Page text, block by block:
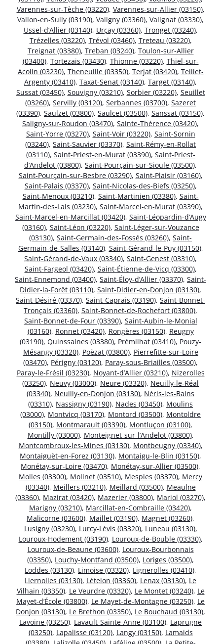
Varennes-sur-Tèche (03220), Varennes-sur-Allier (03150),
Vallon-en-Sully (03190), Valigny (03360), Valignat (03330),
Ussel-d’Allier (03140), Urçay (03360), Tronget (03240),
Trézelles (03220), Trévol (03460), Treteau (03220),
Treignat (03380), Treban (03240), Toulon-sur-Allier
(03400), Tortezais (03430), Thionne (03220), Thiel-sur-
Acolin (03230), Theneuille (03350), Terjat (03420), Teillet-
Argenty (03410), Taxat-Senat (03140), Target (03140),
Sussat (03450), Souvigny (03210), Sorbier (03220), Seuillet
(03260), Servilly (03120), Serbannes (03700), Sazeret
(03390), Saulzet (03800), Saulcet (03500), Sanssat (03150),
Saligny-sur-Roudon (03470), Sainte-Thérence (03420),
Saint-Yorre (03270), Saint-Voir (03220), Saint-Sornin
(03240), Saint-Sauvier (03370), Saint-Rémy-en-Rollat
(03110), Saint-Priest-en-Murat (03390), Saint-Priest-
d’Andelot (03800), Saint-Pourçain-sur-Sioule (03500),
Saint-Pourçain-sur-Besbre (03290), Saint-Plaisir (03160),
Saint-Palais (03370), Saint-Nicolas-des-Biefs (03250),
Saint-Menoux (03210), Saint-Martinien (03380), Saint-
Martin-des-Lais (03230), Saint-Marcel-en-Murat (03390),
Saint-Marcel-en-Marcillat (03420), Saint-Léopardin-d’Augy
(03160), Saint-Léon (03220), Saint-Léger-sur-Vouzance
(03130), Saint-Germain-des-Fossés (03260), Saint-
Germain-de-Salles (03140), Saint-Gérand-le-Puy (03150),
Saint-Gérand-de-Vaux (03340), Saint-Genest (03310),
Saint-Fargeol (03420), Saint-Étienne-de-Vicq (03300),
Saint-Ennemond (03400), Saint-Éloy-d’Allier (03370), Saint-
Didier-la-Forêt (03110), Saint-Didier-en-Donjon (03130),
Saint-Désiré (03370), Saint-Caprais (03190), Saint-Bonnet-
Tronçais (03360), Saint-Bonnet-de-Rochefort (03800),
Saint-Bonnet-de-Four (03390), Saint-Aubin-le-Monial
(03160), Ronnet (03420), Rongères (03150), Reugny
(03190), Quinssaines (03380), Prémilhat (03410), Pouzy-
Mésangy (03320), Poëzat (03800), Pierrefitte-sur-Loire
(03470), Périgny (03120), Paray-sous-Briailles (03500),
Paray-le-Frésil (03230), Noyant-d’Allier (03210), Nizerolles
(03250), Neuvy (03000), Neure (03320), Neuilly-le-Réal
(03340), Neuilly-en-Donjon (03130), Néris-les-Bains
(03310), Nassigny (03190), Nades (03450), Moulins
(03000), Montvicq (03170), Montord (03500), Montoldre
(03150), Montmarault (03390), Montluçon (03100),
Montilly (03000), Monteignet-sur-l’Andelot (03800),
Montcombroux-les-Mines (03130), Montbeugny (03340),
Montaiguët-en-Forez (03130), Montaigu-le-Blin (03150),
Monétay-sur-Loire (03470), Monétay-sur-Allier (03500),
Molles (03300), Molinet (03510), Mesples (03370), Mercy
(03340), Meillers (03210), Meillard (03500), Meaulne
(03360), Mazirat (03420), Mazerier (03800), Mariol (03270),
Marigny (03210), Marcillat-en-Combraille (03420),
Malicorne (03600), Maillet (03190), Magnet (03260),
Lusigny (03230), Lurcy-Lévis (03320), Luneau (03130),
Louroux-Hodement (03190), Louroux-de-Bouble (03330),
Louroux-de-Beaune (03600), Louroux-Bourbonnais
(03350), Louchy-Montfand (03500), Loriges (03500),
Loddes (03130), Limoise (03320), Lignerolles (03410),
Liernolles (03130), Lételon (03360), Lenax (03130), Le
Vilhain (03350), Le Veurdre (03320), Le Montet (03240), Le
Mayet-d’École (03800), Le Mayet-de-Montagne (03250), Le
Donjon (03130), Le Brethon (03350), Le Bouchaud (03130),
Lavoine (03250), Lavault-Sainte-Anne (03100), Laprugne
(03250), Lapalisse (03120), Langy (03150), Lamaids